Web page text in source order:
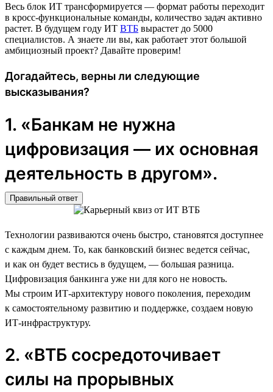
Весь блок ИТ трансформируется — формат работы переходит
в кросс-функциональные команды, количество задач активно
растет. В будущем году ИТ ВТБ вырастет до 5000
специалистов. А знаете ли вы, как работает этот большой
амбициозный проект? Давайте проверим!
Догадайтесь, верны ли следующие
высказывания?
1. «Банкам не нужна
цифровизация — их основная
деятельность в другом».
Правильный ответ
Технологии развиваются очень быстро, становятся доступнее
с каждым днем. То, как банковский бизнес ведется сейчас,
и как он будет вестись в будущем, — большая разница.
Цифровизация банкинга уже ни для кого не новость.
Мы строим ИТ-архитектуру нового поколения, переходим
к самостоятельному развитию и поддержке, создаем новую
ИТ-инфраструктуру.
2. «ВТБ сосредоточивает
силы на прорывных